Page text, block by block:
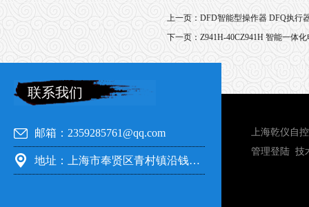
上一页： DFD智能型操作器 DFQ执行
下一页： Z941H-40CZ941H 智能一体
联系我们
邮箱：2359285761@qq.com
地址：上海市奉贤区青村镇沿钱公路351号
上海乾仪自
管理登陆 技